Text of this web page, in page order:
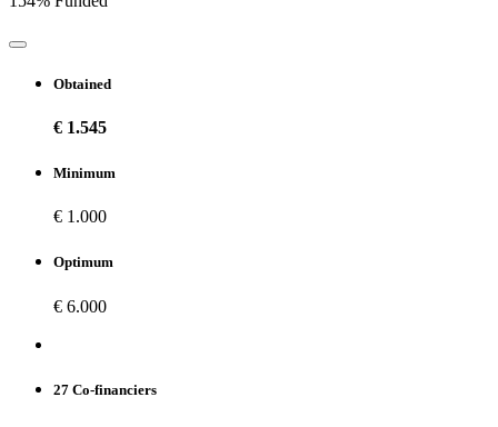
Obtained
€ 1.545
Minimum
€ 1.000
Optimum
€ 6.000
27 Co-financiers